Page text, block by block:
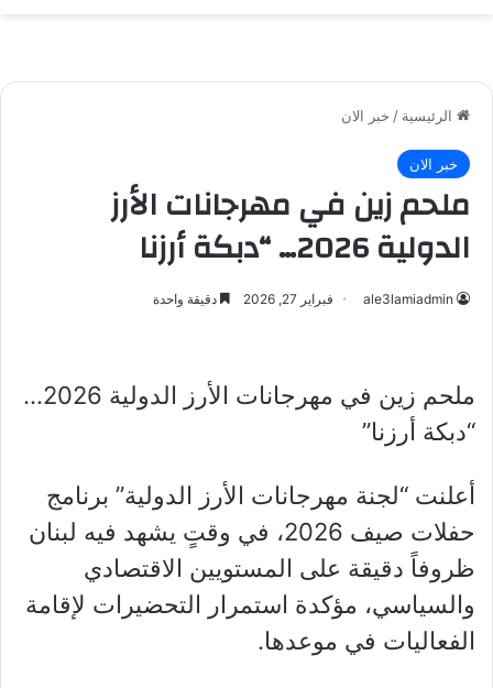
الرئيسية / خبر الان
خبر الان
ملحم زين في مهرجانات الأرز
الدولية 2026… “دبكة أرزنا
ale3lamiadmin فبراير 27, 2026 دقيقة واحدة
ملحم زين في مهرجانات الأرز الدولية 2026…
“دبكة أرزنا”
أعلنت “لجنة مهرجانات الأرز الدولية” برنامج
حفلات صيف 2026، في وقتٍ يشهد فيه لبنان
ظروفاً دقيقة على المستويين الاقتصادي
والسياسي، مؤكدة استمرار التحضيرات لإقامة
الفعاليات في موعدها.